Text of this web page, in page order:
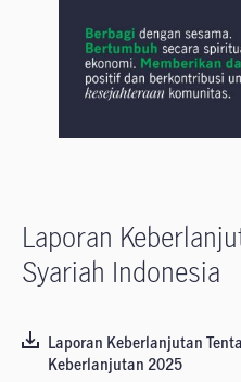
Laporan
Syariah Indonesia
Laporan Keberlanjutan
Keberlanjutan 2025